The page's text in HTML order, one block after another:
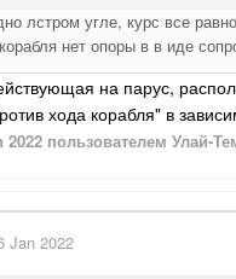
лстром угле, курс все
нет опоры в в иде
на парус,
хода корабля" в
2022 пользователем Улай-
Jan 2022